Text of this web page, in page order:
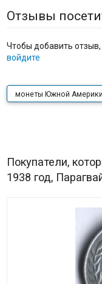
Отзывы
Чтобы добавить
войдите
монеты Южной Америки
Покупатели,
1938 год,